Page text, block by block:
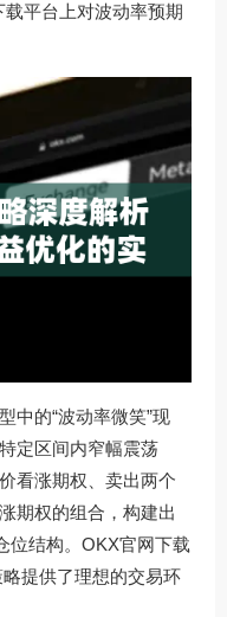
平台上对波动率预期
中的“波动率微笑”现
定区间内窄幅震荡
看涨期权、卖出两个
期权的组合，构建出
结构。 OKX官网下载
提供了理想的交易环